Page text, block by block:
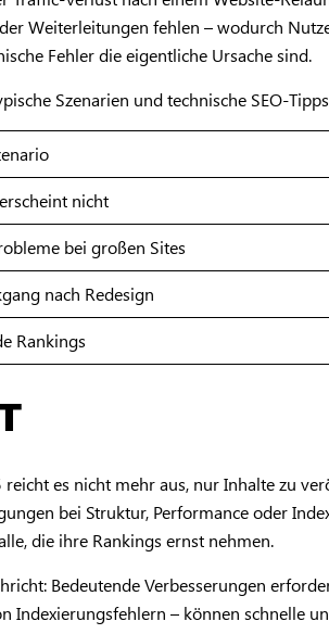
Weiterleitungen fehlen – wodurch
Fehler die eigentliche Ursache sind.
Szenarien und technische SEO-Tipps
nicht
bei großen Sites
nach Redesign
Rankings
reicht es nicht mehr aus, nur Inhalte zu
bei Struktur, Performance oder
die ihre Rankings ernst nehmen.
Bedeutende Verbesserungen
Indexierungsfehlern – können schnelle